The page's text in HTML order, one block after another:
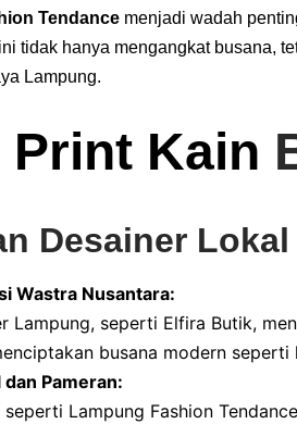
Tendance menjadi wadah
tidak hanya mengangkat busana,
Lampung.
Print Kain
Desainer Lokal
Wastra Nusantara:
Lampung, seperti Elfira Butik,
busana modern
dan Pameran:
seperti Lampung Fashion